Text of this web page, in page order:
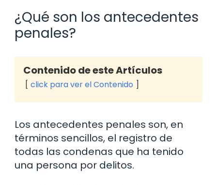
¿Qué son los antecedentes
penales?
Contenido de este Artículos
click para ver el Contenido
Los antecedentes penales son, en
términos sencillos, el registro de
todas las condenas que ha tenido
una persona por delitos.